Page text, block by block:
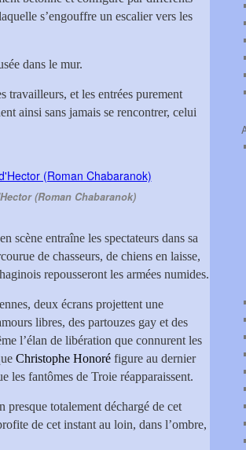
s’engouffre un escalier vers les
dans le mur.
travailleurs, et les entrées purement
ainsi sans jamais se rencontrer, celui
(Roman Chabaranok)
scène entraîne les spectateurs dans sa
de chasseurs, de chiens en laisse,
repousseront les armées numides.
deux écrans projettent une
libres, des partouzes gay et des
l’élan de libération que connurent les
Christophe Honoré figure au dernier
les fantômes de Troie réapparaissent.
totalement déchargé de cet
de cet instant au loin, dans l’ombre,